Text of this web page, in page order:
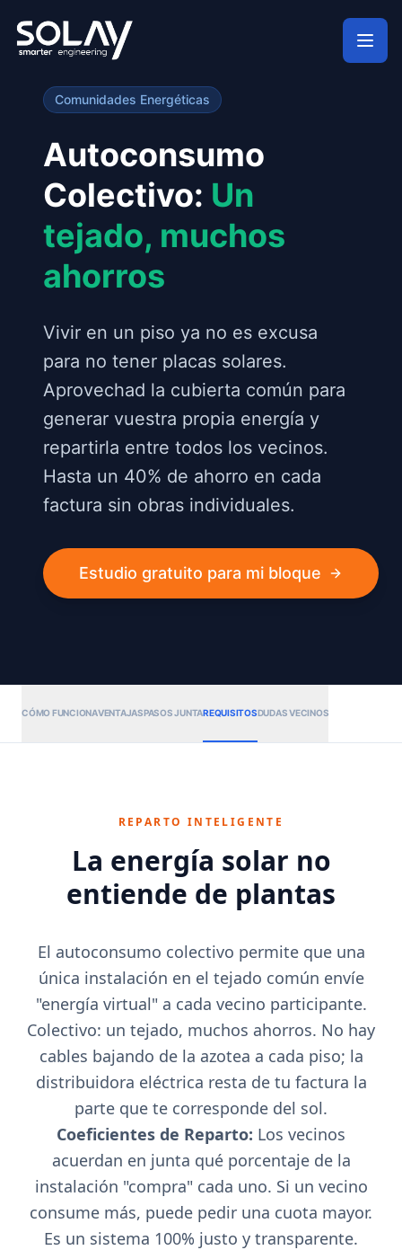
Comunidades Energéticas
Autoconsumo
Colectivo: Un
tejado, muchos
ahorros
Vivir en un piso ya no es excusa
para no tener placas solares.
Aprovechad la cubierta común para
generar vuestra propia energía y
repartirla entre todos los vecinos.
Hasta un 40% de ahorro en cada
factura sin obras individuales.
Estudio gratuito para mi bloque
CÓMO FUNCIONAVENTAJASPASOS JUNTAREQUISITOSDUDAS VECINOS
REPARTO INTELIGENTE
La energía solar no
entiende de plantas
El autoconsumo colectivo permite que una
única instalación en el tejado común envíe
"energía virtual" a cada vecino participante.
Colectivo: un tejado, muchos ahorros. No hay
cables bajando de la azotea a cada piso; la
distribuidora eléctrica resta de tu factura la
parte que te corresponde del sol.
Coeficientes de Reparto: Los vecinos
acuerdan en junta qué porcentaje de la
instalación "compra" cada uno. Si un vecino
consume más, puede pedir una cuota mayor.
Es un sistema 100% justo y transparente.